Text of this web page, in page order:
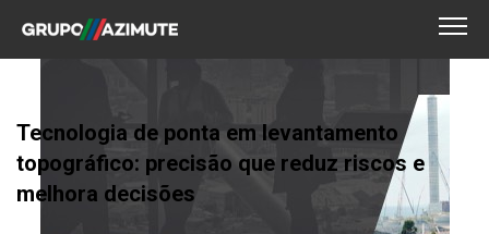
Tecnologia de ponta em levantamento
topográfico: precisão que reduz riscos e
melhora decisões